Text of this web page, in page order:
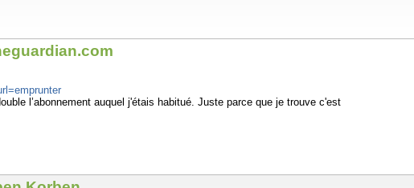
l’abonnement auquel j'étais habitué. Juste parce que je trouve c'est